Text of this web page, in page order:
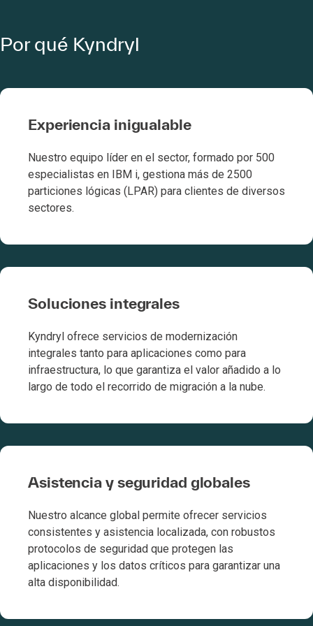
Por qué Kyndryl
Experiencia inigualable
Nuestro equipo líder en el sector, formado por 500
especialistas en IBM i, gestiona más de 2500
particiones lógicas (LPAR) para clientes de diversos
sectores.
Soluciones integrales
Kyndryl ofrece servicios de modernización
integrales tanto para aplicaciones como para
infraestructura, lo que garantiza el valor añadido a lo
largo de todo el recorrido de migración a la nube.
Asistencia y seguridad globales
Nuestro alcance global permite ofrecer servicios
consistentes y asistencia localizada, con robustos
protocolos de seguridad que protegen las
aplicaciones y los datos críticos para garantizar una
alta disponibilidad.